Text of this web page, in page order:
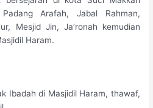
Arafah, Jabal Rahman,
Mesjid Jin, Ja’ronah kemudian
Haram.
Ibadah di Masjidil Haram, thawaf,